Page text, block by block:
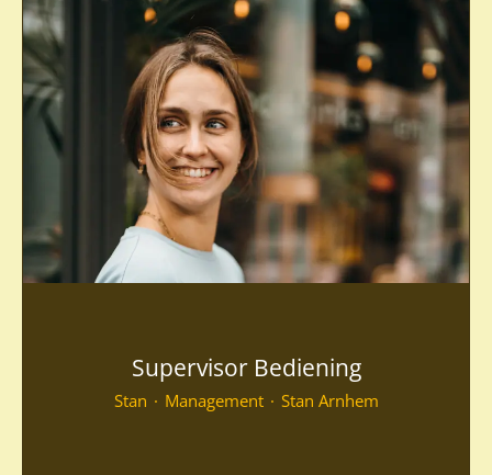
Supervisor Bediening
Stan · Management · Stan Arnhem